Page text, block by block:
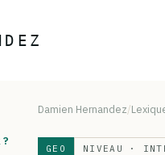
Damien Hernandez
GEO NIVEAU ·